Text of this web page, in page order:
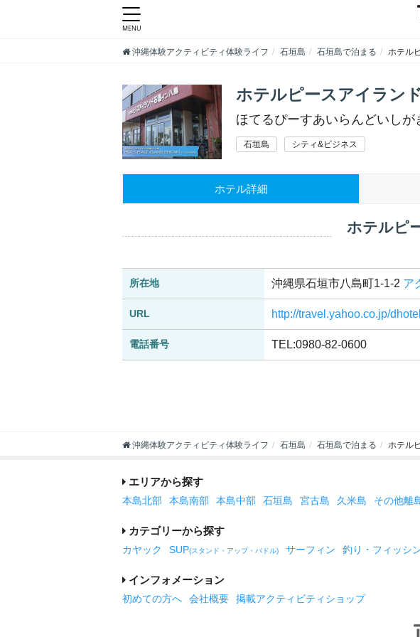
沖縄体験アクティビティ体験ライフ 石垣島 石垣島で泊まる ホテル
ホテルピースアイラン
ほてるぴーすあいらんどいしが
石垣島 シティ&ビジネス
ホテル詳細
ホテルピ
所在地 沖縄県石垣市八島町1-1-2 ア
URL http://travel.yahoo.co.jp/
電話番号 TEL:0980-82-0600
沖縄体験アクティビティ体験ライフ 石垣島 石垣島で泊まる ホテル
エリアから探す
本島北部 本島南部 本島中部 石垣島 宮古島 久米島 その他離
カテゴリーから探す
カヤック SUP(スタンド・アップ・パドル) サーフィン 釣り・フィッシ
インフォメーション
初めての方へ 会社概要 掲載アクティビティショップ